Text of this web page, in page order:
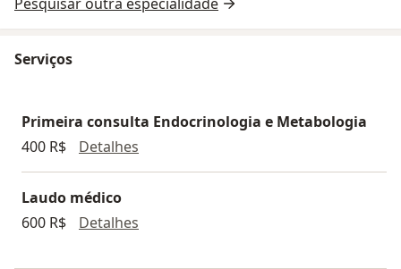
Serviços
Primeira consulta Endocrinologia e Metabologia
400 R$
Detalhes
Laudo médico
600 R$
Detalhes